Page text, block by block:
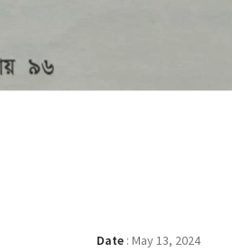
Date : May 13, 2024